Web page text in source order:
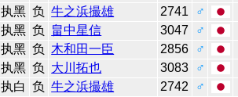
执黑 负 牛之浜撮雄 2741
♂
执黑 负 畠中星信 3047
♂
执黑 负 木和田一臣 2856
♂
执黑 负 大川拓也 3083
♂
执白 负 牛之浜撮雄 2742 ♂